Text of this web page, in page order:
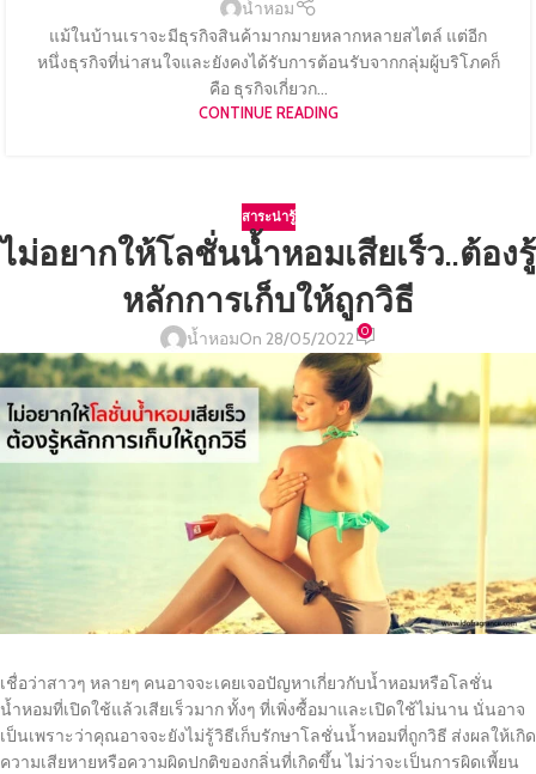
น้ำหอม
แม้ในบ้านเราจะมีธุรกิจสินค้ามากมายหลากหลายสไตล์ แต่อีก
หนึ่งธุรกิจที่น่าสนใจและยังคงได้รับการต้อนรับจากกลุ่มผู้บริโภคก็
คือ ธุรกิจเกี่ยวก...
CONTINUE READING
สาระน่ารู้
ไม่อยากให้โลชั่นน้ำหอมเสียเร็ว..ต้องรู้
หลักการเก็บให้ถูกวิธี
น้ำหอมOn 28/05/2022 0
เชื่อว่าสาวๆ หลายๆ คนอาจจะเคยเจอปัญหาเกี่ยวกับน้ำหอมหรือโลชั่น
น้ำหอมที่เปิดใช้แล้วเสียเร็วมาก ทั้งๆ ที่เพิ่งซื้อมาและเปิดใช้ไม่นาน นั่นอาจ
เป็นเพราะว่าคุณอาจจะยังไม่รู้วิธีเก็บรักษาโลชั่นน้ำหอมที่ถูกวิธี ส่งผลให้เกิด
ความเสียหายหรือความผิดปกติของกลิ่นที่เกิดขึ้น ไม่ว่าจะเป็นการผิดเพี้ยน